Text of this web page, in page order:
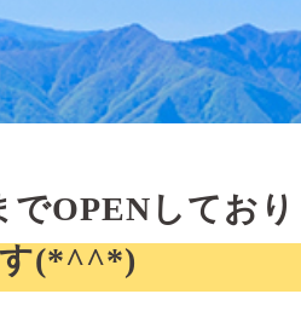
でOPENしており
(*^^*)